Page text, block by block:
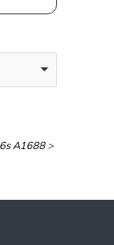
A1688>